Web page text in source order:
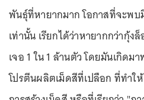
พันธุ์ที่หายากมาก โอกาสที่จะพบ
เท่านั้น เรียกได้ว่าหายากกว่ากุ้ง
เจอ 1 ใน 1 ล้านตัว โดยมันเกิด
โปรตีนผลิตเม็ดสีที่เปลือก ที่ทำใ